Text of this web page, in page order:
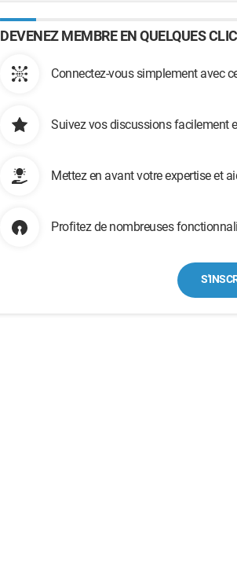
DEVENEZ MEMBRE EN QUELQUES
Connectez-vous simplement avec
Suivez vos discussions facilement
Mettez en avant votre expertise et
Profitez de nombreuses